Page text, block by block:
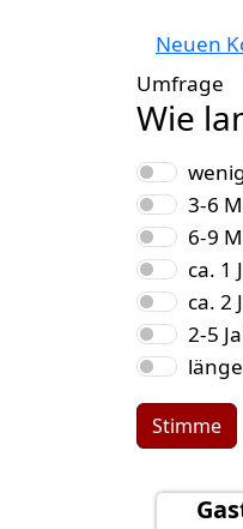
Neuen
Umfrage
Wie
3-6
6-9
ca. 1
ca. 2
2-5
Stimme